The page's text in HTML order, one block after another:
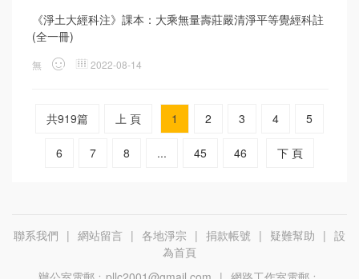
《淨土大經科注》課本：大乘無量壽莊嚴清淨平等覺經科註
(全一冊)
無 2022-08-14
共919篇 上 頁 1 2 3 4 5
6 7 8 ... 45 46 下 頁
聯系我們 | 網站留言 | 各地淨宗 | 捐款帳號 | 疑難幫助 | 設
為首頁